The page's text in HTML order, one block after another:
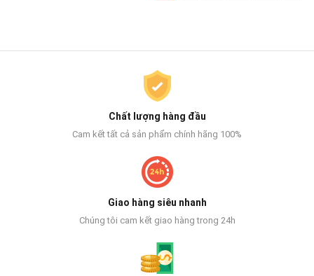
Chất lượng hàng đầu
Cam kết tất cả sản phẩm chính hãng 100%
Giao hàng siêu nhanh
Chúng tôi cam kết giao hàng trong 24h